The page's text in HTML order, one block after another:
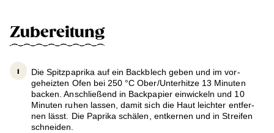
Zubereitung
Die Spitzpaprika auf ein Backblech geben und im vor­
geheizten Ofen bei 250 °C Ober­/Unterhitze 13 Minuten
backen. Anschließend in Backpapier einwickeln und 10
Minuten ruhen lassen, damit sich die Haut leichter entfer­
nen lässt. Die Paprika schälen, entkernen und in Streifen
schneiden.